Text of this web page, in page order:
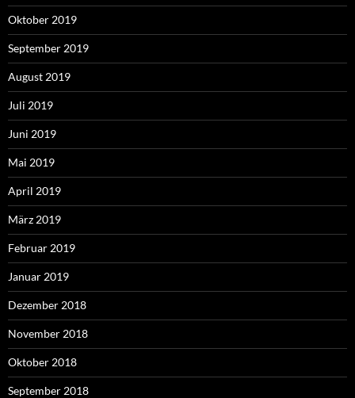
Oktober 2019
September 2019
August 2019
Juli 2019
Juni 2019
Mai 2019
April 2019
März 2019
Februar 2019
Januar 2019
Dezember 2018
November 2018
Oktober 2018
September 2018